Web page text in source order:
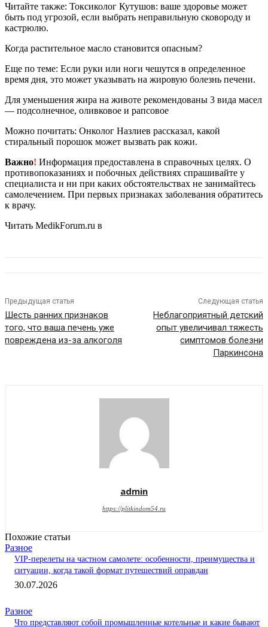
Читайте также: Токсиколог Кутушов: ваше здоровье может
быть под угрозой, если выбрать неправильную сковороду и
кастрюлю.
Когда растительное масло становится опасным?
Еще по теме: Если руки или ноги чешутся в определенное
время дня, это может указывать на жировую болезнь печени.
Для уменьшения жира на животе рекомендованы 3 вида масел
— подсолнечное, оливковое и рапсовое
Можно почитать: Онколог Назлиев рассказал, какой
стиральный порошок может вызвать рак кожи.
Важно! Информация предоставлена в справочных целях. О
противопоказаниях и побочных действиях спрашивайте у
специалиста и ни при каких обстоятельствах не занимайтесь
самолечением. При первых признаках заболевания обратитесь
к врачу.
Читать MedikForum.ru в
Предыдущая статья
Шесть ранних признаков
того, что ваша печень уже
повреждена из-за алкоголя
Следующая статья
Неблагоприятный детский
опыт увеличивал тяжесть
симптомов болезни
Паркинсона
admin
https://plitkindom54.ru
Похожие статьи
Разное
VIP-перелеты на частном самолете: особенности, преимущества и
ситуации, когда такой формат путешествий оправдан
30.07.2026
Разное
Что представляют собой промышленные котельные и какие бывают